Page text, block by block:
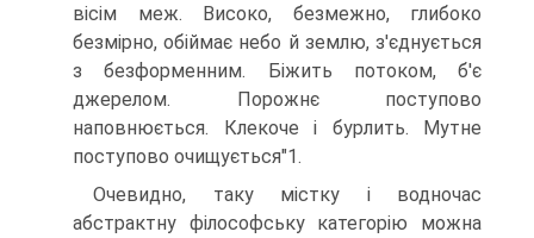
вісім меж. Високо, безмежно, глибоко
безмірно, обіймає небо й землю, з'єднується
з безформенним. Біжить потоком, б'є
джерелом. Порожнє поступово
наповнюється. Клекоче і бурлить. Мутне
поступово очищується"1.
Очевидно, таку містку і водночас
абстрактну філософську категорію можна